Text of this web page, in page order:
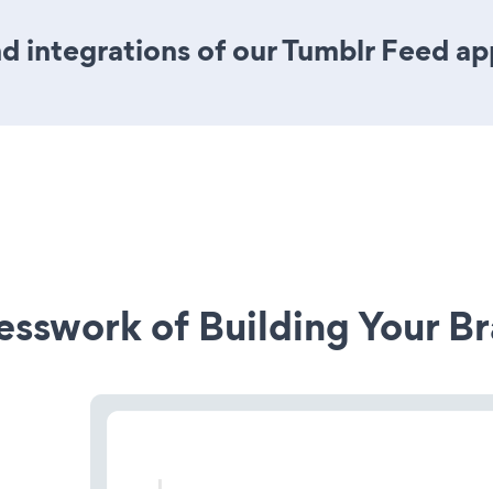
integrations of our Tumblr Feed
of Building Your